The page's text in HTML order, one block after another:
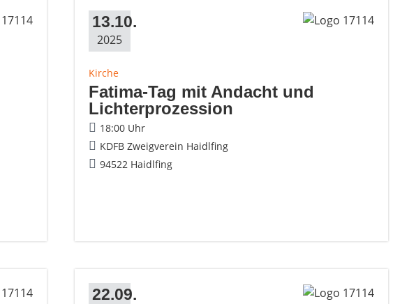
13.10.
2025
Kirche
Fatima-Tag mit Andacht und
Lichterprozession
18:00 Uhr
KDFB Zweigverein Haidlfing
94522 Haidlfing
22.09.